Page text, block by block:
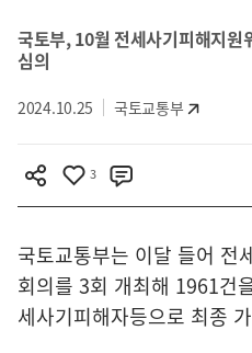
국토부, 10월 전세사기피해지원
심의
2024.10.25 국토교통부
3
국토교통부는 이달 들어 전
회의를 3회 개최해 1961건
세사기피해자등으로 최종